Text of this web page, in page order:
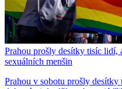
Prahou prošly desítky tisíc
sexuálních menšin
Prahou v sobotu prošly